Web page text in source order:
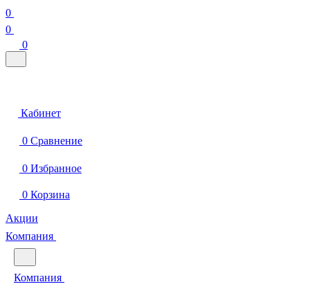
0
0
0
Кабинет
0 Сравнение
0 Избранное
0 Корзина
Акции
Компания
Компания